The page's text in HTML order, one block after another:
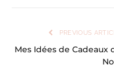
PREVIOUS
Mes Idées de Cadeaux